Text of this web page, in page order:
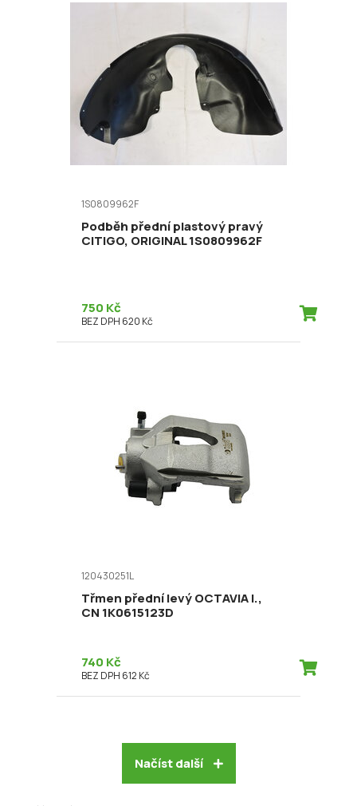
1S0809962F
Podběh přední plastový pravý
CITIGO, ORIGINAL 1S0809962F
750 Kč
BEZ DPH 620 Kč
120430251L
Třmen přední levý OCTAVIA I.,
CN 1K0615123D
740 Kč
BEZ DPH 612 Kč
Načíst další